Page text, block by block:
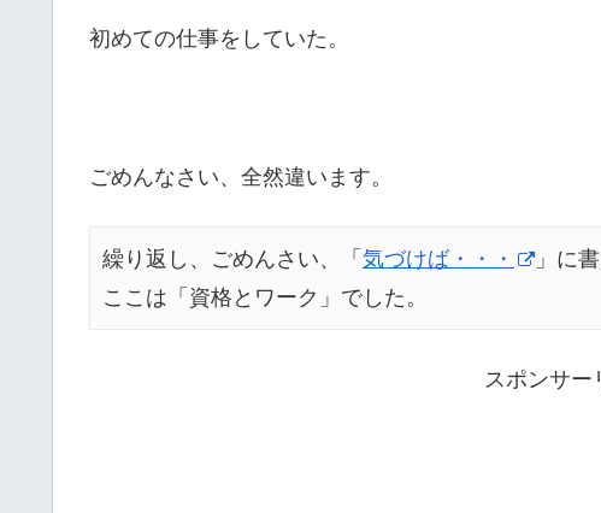
初めての仕事をしていた。
ごめんなさい、全然違います。
繰り返し、ごめんさい、「気づけば・・・
」に
ここは「資格とワーク」でした。
スポンサー